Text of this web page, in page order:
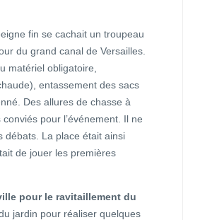
fin se cachait un troupeau
du grand canal de Versailles.
matériel obligatoire,
entassement des sacs
Des allures de chasse à
pour l’événement. Il ne
débats. La place était ainsi
de jouer les premières
pour le ravitaillement du
jardin pour réaliser quelques